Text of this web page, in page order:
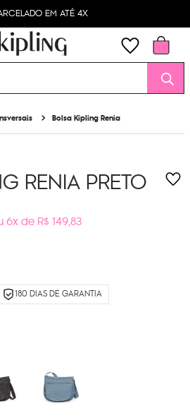
EM ATÉ 4X
Bolsa Kipling Renia
RENIAPRETO
6x de R$ 149,83
180 DIAS DE GARANTIA